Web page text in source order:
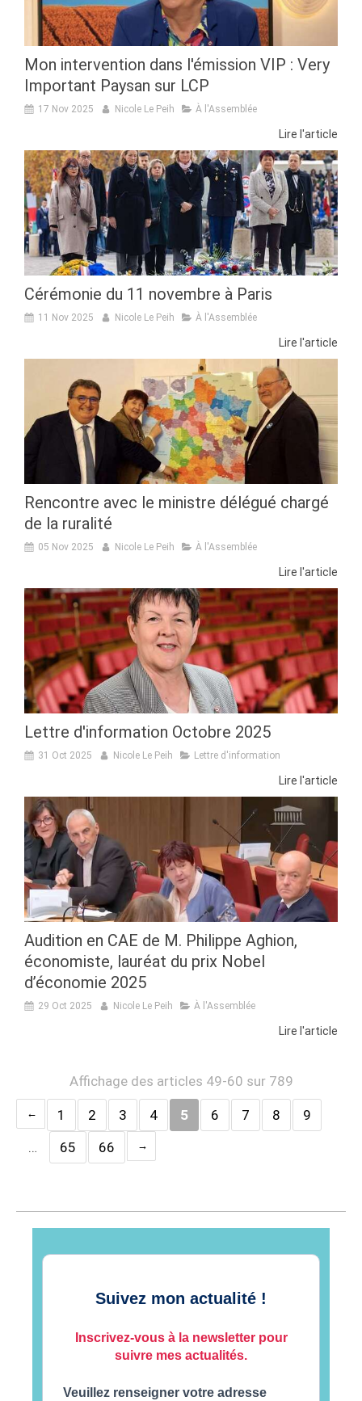
Mon intervention dans l'émission VIP : Very
Important Paysan sur LCP
17 Nov 2025 Nicole Le Peih À l'Assemblée
Lire l'article
Cérémonie du 11 novembre à Paris
11 Nov 2025 Nicole Le Peih À l'Assemblée
Lire l'article
Rencontre avec le ministre délégué chargé
de la ruralité
05 Nov 2025 Nicole Le Peih À l'Assemblée
Lire l'article
Lettre d'information Octobre 2025
31 Oct 2025 Nicole Le Peih Lettre d'information
Lire l'article
Audition en CAE de M. Philippe Aghion,
économiste, lauréat du prix Nobel
d’économie 2025
29 Oct 2025 Nicole Le Peih À l'Assemblée
Lire l'article
Affichage des articles 49-60 sur 789
1 2 3 4 5 6 7 8
9
…
65 66
Suivez mon actualité !
Inscrivez-vous à la newsletter pour
suivre mes actualités.
Veuillez renseigner votre adresse